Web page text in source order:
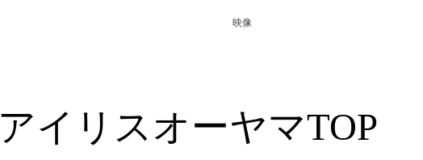
アイリスオーヤマTOP
映像